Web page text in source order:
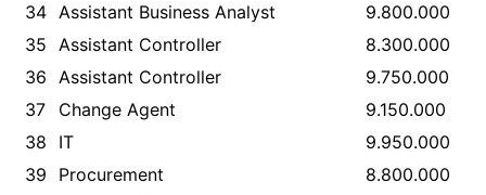
34 Assistant Business Analyst
9.800.000
35 Assistant Controller
8.300.000
36 Assistant Controller
9.750.000
37
Change Agent
9.150.000
38
IT
9.950.000
39
Procurement
8.800.000